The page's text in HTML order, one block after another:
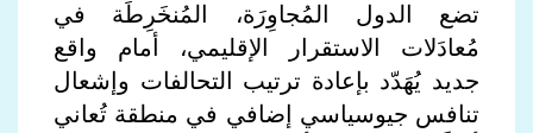
تضع الدول المُجاوِرَة، المُنخَرِطَة في
مُعادَلات الاستقرار الإقليمي، أمام واقع
جديد يُهَدّد بإعادة ترتيب التحالفات وإشعال
تنافس جيوسياسي إضافي في منطقة تُعاني